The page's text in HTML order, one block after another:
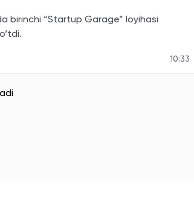
birinchi “Startup Garage” loyihasi
10:33